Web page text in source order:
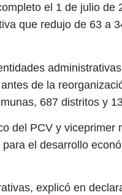
el 1 de julio de
que redujo de 63 a
de la
687 distritos y
del PCV y viceprimer
el desarrollo
explicó en